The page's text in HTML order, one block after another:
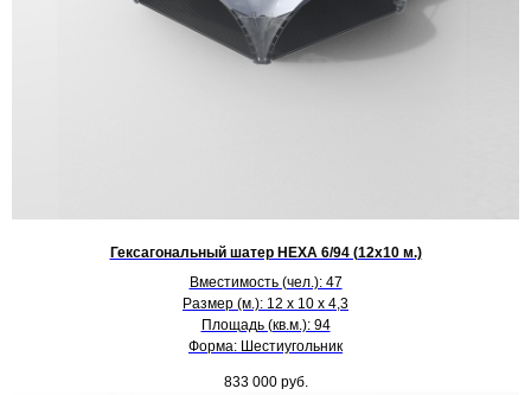
Гексагональный шатер HEXA 6/94 (12х10 м.)
Вместимость (чел.): 47
Размер (м.): 12 х 10 х 4,3
Площадь (кв.м.): 94
Форма: Шестиугольник
833 000 руб.